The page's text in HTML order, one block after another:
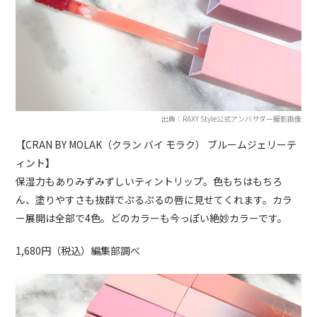
出典：RAXY Style公式アンバサダー撮影画像
【CRAN BY MOLAK（クラン バイ モラク） ブルームジェリーテ
ィント】
保湿力もありみずみずしいティントリップ。色もちはもちろ
ん、塗りやすさも抜群でぷるぷるの唇に見せてくれます。カラ
ー展開は全部で4色。どのカラーも今っぽい絶妙カラーです。
1,680円（税込）編集部調べ